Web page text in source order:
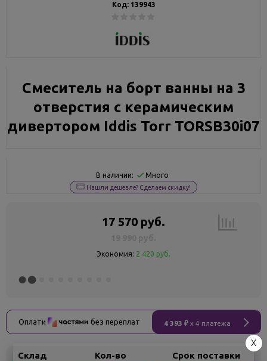
Код: 139943
Смеситель на борт ванны на 3
отверстия с керамическим
дивертором Iddis Torr TORSB30i07
В наличии: Много
Нашли дешевле? Сделаем скидку!
17 570 руб.
Экономия: 2 420 руб.
Оплати без переплат 4 393 ₽ x 4 платежа
Склад Кол-во Срок поставки
X